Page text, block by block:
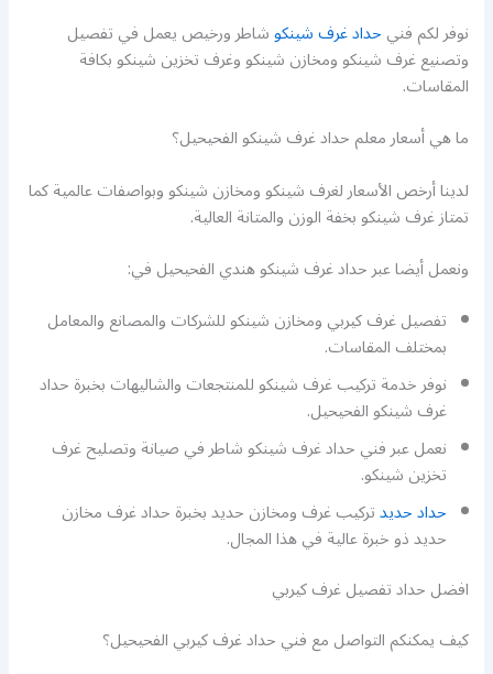
نوفر لكم فنيحداد غرف شينكوشاطر ورخيص يعمل في تفصيل
وتصنيع غرف شينكو ومخازن شينكو وغرف تخزين شينكو بكافة
المقاسات.
ما هي أسعار معلم حداد غرف شينكو الفحيحيل؟
لدينا أرخص الأسعار لغرف شينكو ومخازن شينكو وبواصفات عالمية كما
تمتاز غرف شينكو بخفة الوزن والمتانة العالية.
ونعمل أيضا عبر حداد غرف شينكو هندي الفحيحيل في:
تفصيل غرف كيربي ومخازن شينكو للشركات والمصانع والمعامل
بمختلف المقاسات.
نوفر خدمة تركيب غرف شينكو للمنتجعات والشاليهات بخبرة حداد
غرف شينكو الفحيحيل.
نعمل عبر فني حداد غرف شينكو شاطر في صيانة وتصليح غرف
تخزين شينكو.
حداد حديدتركيب غرف ومخازن حديد بخبرة حداد غرف مخازن
حديد ذو خبرة عالية في هذا المجال.
افضل حداد تفصيل غرف كيربي
كيف يمكنكم التواصل مع فني حداد غرف كيربي الفحيحيل؟